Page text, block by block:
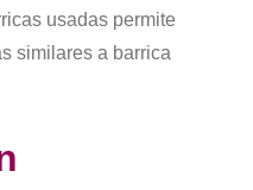
usadas permite
similares a barrica